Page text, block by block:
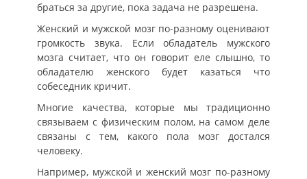
браться за другие, пока задача не разрешена.
Женский и мужской мозг по-разному оценивают
громкость звука. Если обладатель мужского
мозга считает, что он говорит еле слышно, то
обладателю женского будет казаться что
собеседник кричит.
Многие качества, которые мы традиционно
связываем с физическим полом, на самом деле
связаны с тем, какого пола мозг достался
человеку.
Например, мужской и женский мозг по-разному